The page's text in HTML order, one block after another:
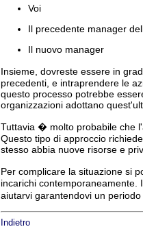
Voi
Il precedente manager
Il nuovo manager
Insieme, dovreste essere in
precedenti, e intraprendere le
questo processo potrebbe
organizzazioni adottano
Tuttavia � molto probabile che
Questo tipo di approccio
stesso abbia nuove risorse e
Per complicare la situazione si
incarichi contemporaneamente.
aiutarvi garantendovi un
Indietro